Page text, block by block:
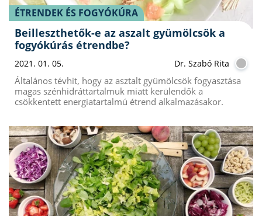
ÉTRENDEK ÉS FOGYÓKÚRA
Beilleszthetők-e az aszalt gyümölcsök a
fogyókúrás étrendbe?
2021. 01. 05. Dr. Szabó Rita
Általános tévhit, hogy az asztalt gyümölcsök fogyasztása
magas szénhidráttartalmuk miatt kerülendők a
csökkentett energiatartalmú étrend alkalmazásakor.